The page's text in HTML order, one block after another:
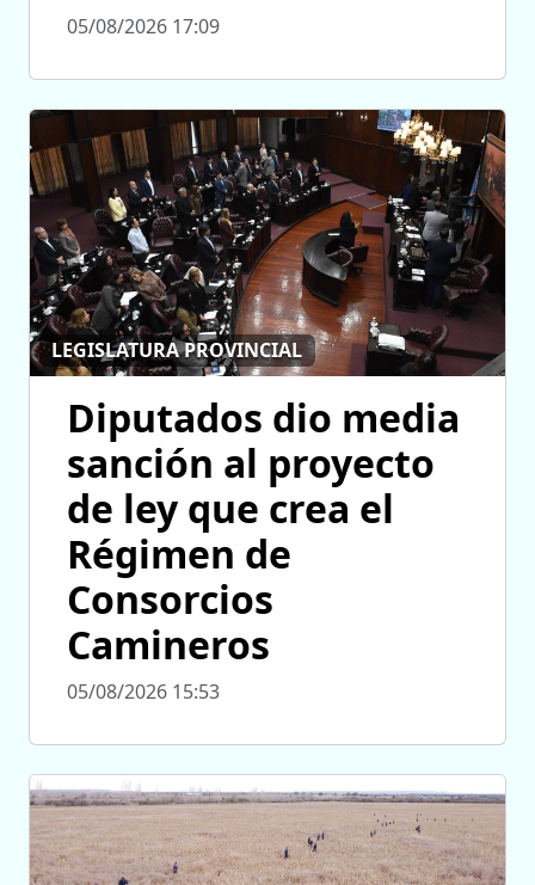
05/08/2026 17:09
LEGISLATURA PROVINCIAL
Diputados dio media
sanción al proyecto
de ley que crea el
Régimen de
Consorcios
Camineros
05/08/2026 15:53